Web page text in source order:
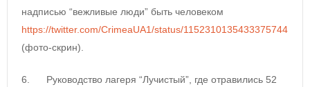
надписью “вежливые люди” быть человеком
https://twitter.com/CrimeaUA1/status/1152310135433375744
(фото-скрин).
6. Руководство лагеря “Лучистый”, где отравились 52